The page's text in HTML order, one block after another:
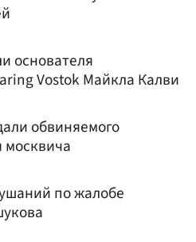
основателя
Vostok Майкла Калви
обвиняемого
москвича
по жалобе